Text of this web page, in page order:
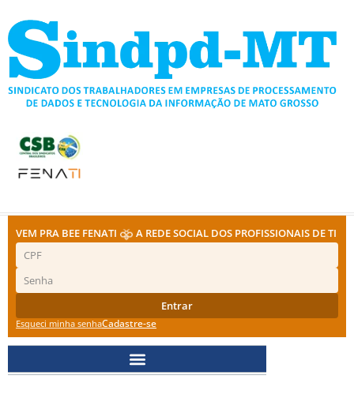
para
conteúdo
VEM PRA BEE FENATI A REDE SOCIAL DOS PROFISSIONAIS DE TI
Entrar
Esqueci minha senhaCadastre-se